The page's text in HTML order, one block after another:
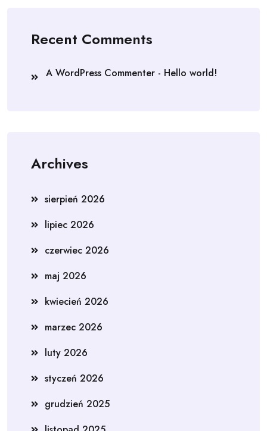
Recent Comments
A WordPress Commenter - Hello world!
Archives
sierpień 2026
lipiec 2026
czerwiec 2026
maj 2026
kwiecień 2026
marzec 2026
luty 2026
styczeń 2026
grudzień 2025